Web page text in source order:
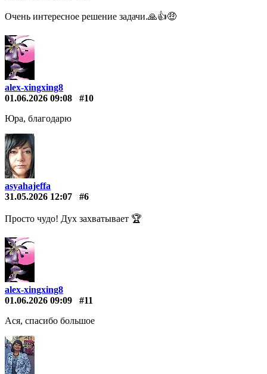
Очень интересное решение задачи.🙏👍🤑
alex-xingxing8
01.06.2026 09:08
#10
Юра, благодарю
asyahajeffa
31.05.2026 12:07
#6
Просто чудо! Дух захватывает 🏆
alex-xingxing8
01.06.2026 09:09
#11
Ася, спасибо большое